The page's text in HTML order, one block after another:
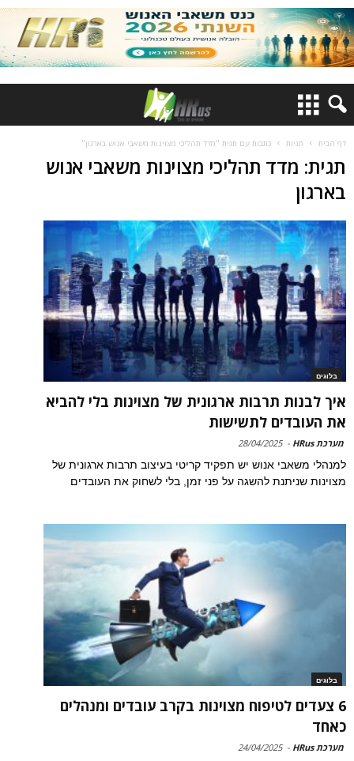
דף הבית תגיות כתבות עם תגית "מדד תהליכי מצוינות משאבי אנוש בארגון"
תגית: מדד תהליכי מצוינות משאבי אנוש
בארגון
בלוגים
איך לבנות תרבות ארגונית של מצוינות בלי להביא
את העובדים לתשישות
מערכת HRus -
28/04/2025
למנהלי משאבי אנוש יש תפקיד קריטי בעיצוב תרבות ארגונית של
מצוינות שניתנת להשגה על פני זמן, בלי לשחוק את העובדים
בלוגים
6 צעדים לטיפוח מצוינות בקרב עובדים ומנהלים
כאחד
מערכת HRus -
24/04/2025